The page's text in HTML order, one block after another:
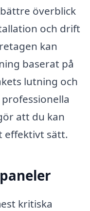
överblick
och drift
kan
baserat på
lutning och
att du kan
effektivt sätt.
kritiska